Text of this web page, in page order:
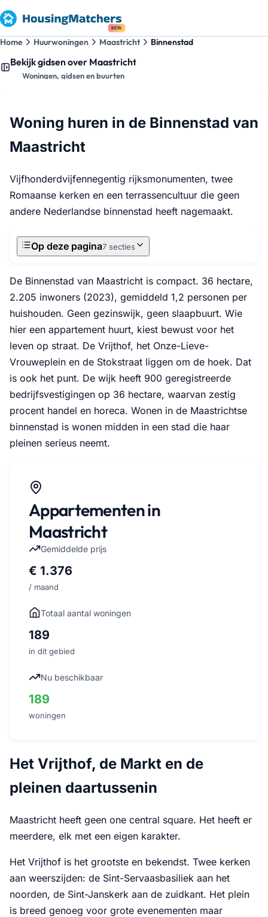
BETA
Home Huurwoningen Maastricht Binnenstad
Bekijk gidsen over Maastricht
Woningen, gidsen en buurten
Woning huren in de Binnenstad van
Maastricht
Vijfhonderdvijfennegentig rijksmonumenten, twee
Romaanse kerken en een terrassencultuur die geen
andere Nederlandse binnenstad heeft nagemaakt.
Op deze pagina7 secties
De Binnenstad van Maastricht is compact. 36 hectare,
2.205 inwoners (2023), gemiddeld 1,2 personen per
huishouden. Geen gezinswijk, geen slaapbuurt. Wie
hier een appartement huurt, kiest bewust voor het
leven op straat. De Vrijthof, het Onze-Lieve-
Vrouweplein en de Stokstraat liggen om de hoek. Dat
is ook het punt. De wijk heeft 900 geregistreerde
bedrijfsvestigingen op 36 hectare, waarvan zestig
procent handel en horeca. Wonen in de Maastrichtse
binnenstad is wonen midden in een stad die haar
pleinen serieus neemt.
Appartementen in
Maastricht
Gemiddelde prijs
€ 1.376
/ maand
Totaal aantal woningen
189
in dit gebied
Nu beschikbaar
189
woningen
Het Vrijthof, de Markt en de
pleinen daartussenin
Maastricht heeft geen one central square. Het heeft er
meerdere, elk met een eigen karakter.
Het Vrijthof is het grootste en bekendst. Twee kerken
aan weerszijden: de Sint-Servaasbasiliek aan het
noorden, de Sint-Janskerk aan de zuidkant. Het plein
is breed genoeg voor grote evenementen maar